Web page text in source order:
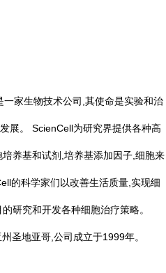
家生物技术公司,其使命是实验和治
展。 ScienCell为研究界提供各种高
养基和试剂,培养基添加因子,细胞来
的科学家们以改善生活质量,实现细
研究和开发各种细胞治疗策略。
圣地亚哥,公司成立于1999年。